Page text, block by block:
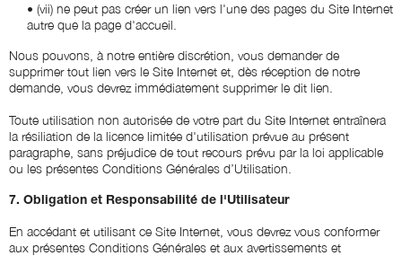
• (vii) ne peut pas créer un lien vers l'une des pages du Site Internet
autre que la page d'accueil.
Nous pouvons, à notre entière discrétion, vous demander de
supprimer tout lien vers le Site Internet et, dès réception de notre
demande, vous devrez immédiatement supprimer le dit lien.
Toute utilisation non autorisée de votre part du Site Internet entraînera
la résiliation de la licence limitée d'utilisation prévue au présent
paragraphe, sans préjudice de tout recours prévu par la loi applicable
ou les présentes Conditions Générales d’Utilisation.
7. Obligation et Responsabilité de l'Utilisateur
En accédant et utilisant ce Site Internet, vous devrez vous conformer
aux présentes Conditions Générales et aux avertissements et